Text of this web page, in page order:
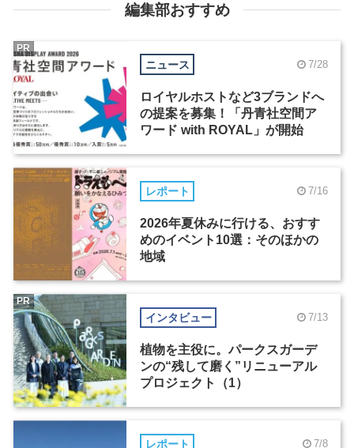
編集部おすすめ
ニュース 7/28
ロイヤルホストなど3ブランドへ
の提案を募集！「丹青社空間ア
ワード with ROYAL」が開始
PR
レポート 7/16
2026年夏休みに行ける、おすす
めのイベント10選：そのほかの
地域
インタビュー 7/13
植物を主役に。パークスガーデ
ンの“残して磨く”リニューアル
プロジェクト（1）
PR
レポート 7/8